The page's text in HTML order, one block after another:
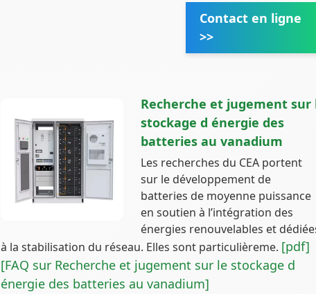
Contact en ligne
>>
Recherche et jugement sur
stockage d énergie des
batteries au vanadium
Les recherches du CEA portent
sur le développement de
batteries de moyenne puissance
en soutien à l’intégration des
énergies renouvelables et
à la stabilisation du réseau. Elles sont particulièreme. [pdf]
[FAQ sur Recherche et jugement sur le stockage d
énergie des batteries au vanadium]